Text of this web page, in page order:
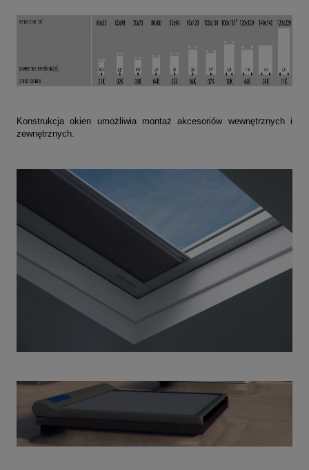
Konstrukcja okien umożliwia montaż akcesoriów wewnętrznych i
zewnętrznych.